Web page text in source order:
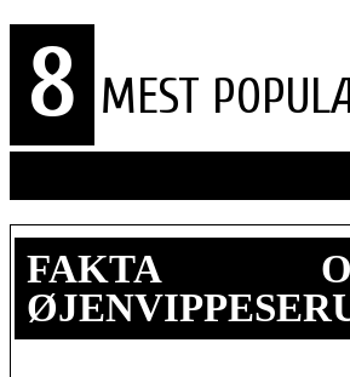
8 MEST
FAKTA